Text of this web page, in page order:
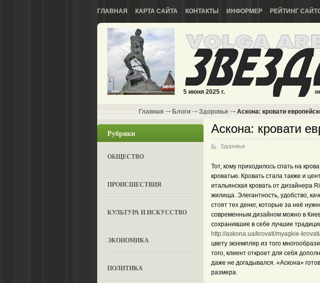
ГЛАВНАЯ КАРТА САЙТА КОНТАКТЫ ИНФОРМЕР РЕЙТИНГ
5 июня 2025 г.
Главная Блоги Здоровье Аскона: кровати
Рубрики
ОБЩЕСТВО
ПРОИСШЕСТВИЯ
КУЛЬТУРА И ИСКУССТВО
ЭКОНОМИКА
ПОЛИТИКА
Аскона: кровати
Здоровье
Тот, кому приходилось спать на
кроватью. Кровать стала также и
итальянская кровать от дизайнера
жилища. Элегантность, удобство,
стоят тех денег, которые за неё
современным дизайном можно в
сохранившие в себе лучшие
http://askona.ua/krovati/myagkie-
цвету экземпляр из того
того, клиент откроет для себя
даже не догадывался. «Аскона»
размера.